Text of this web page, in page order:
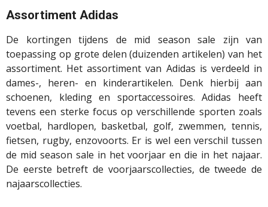
Assortiment Adidas
De kortingen tijdens de mid season sale zijn van
toepassing op grote delen (duizenden artikelen) van het
assortiment. Het assortiment van Adidas is verdeeld in
dames-, heren- en kinderartikelen. Denk hierbij aan
schoenen, kleding en sportaccessoires. Adidas heeft
tevens een sterke focus op verschillende sporten zoals
voetbal, hardlopen, basketbal, golf, zwemmen, tennis,
fietsen, rugby, enzovoorts. Er is wel een verschil tussen
de mid season sale in het voorjaar en die in het najaar.
De eerste betreft de voorjaarscollecties, de tweede de
najaarscollecties.